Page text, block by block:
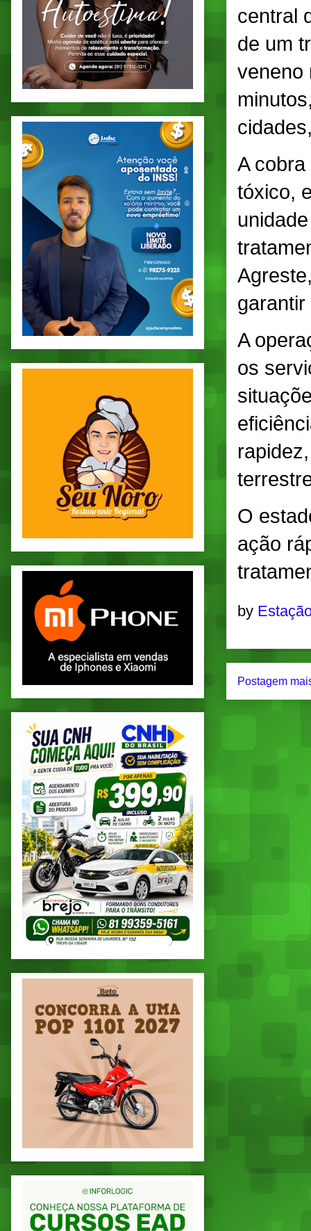
central
de um
veneno
A
tóxico,
A
os
O
ação
by
Postagem